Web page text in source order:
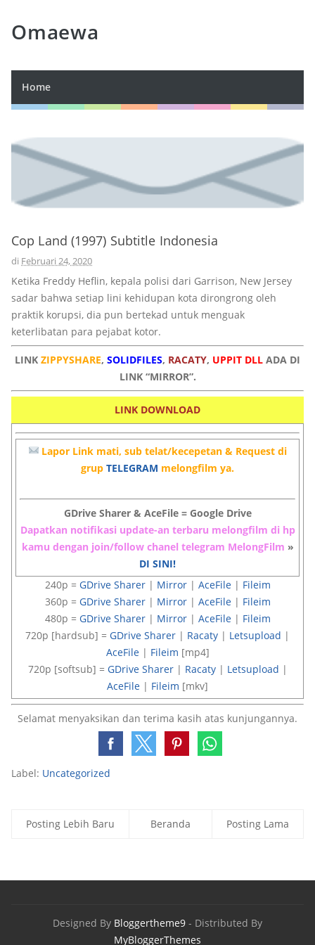
Omaewa
Home
Cop Land (1997) Subtitle Indonesia
di Februari 24, 2020
Ketika Freddy Heflin, kepala polisi dari Garrison, New Jersey
sadar bahwa setiap lini kehidupan kota dirongrong oleh
praktik korupsi, dia pun bertekad untuk menguak
keterlibatan para pejabat kotor.
LINK ZIPPYSHARE, SOLIDFILES, RACATY, UPPIT DLL ADA DI
LINK “MIRROR”.
LINK DOWNLOAD
Lapor Link mati, sub telat/kecepetan & Request di
grup TELEGRAM melongfilm ya.
GDrive Sharer & AceFile = Google Drive
Dapatkan notifikasi update-an terbaru melongfilm di hp
kamu dengan join/follow chanel telegram MelongFilm »
DI SINI!
240p = GDrive Sharer| Mirror| AceFile| Fileim
360p = GDrive Sharer| Mirror| AceFile| Fileim
480p = GDrive Sharer| Mirror| AceFile| Fileim
720p [hardsub] = GDrive Sharer | Racaty | Letsupload |
AceFile| Fileim [mp4]
720p [softsub] = GDrive Sharer| Racaty| Letsupload |
AceFile | Fileim [mkv]
Selamat menyaksikan dan terima kasih atas kunjungannya.
Label: Uncategorized
Posting Lebih Baru Posting Lama
Beranda
Designed By Bloggertheme9 - Distributed By
MyBloggerThemes